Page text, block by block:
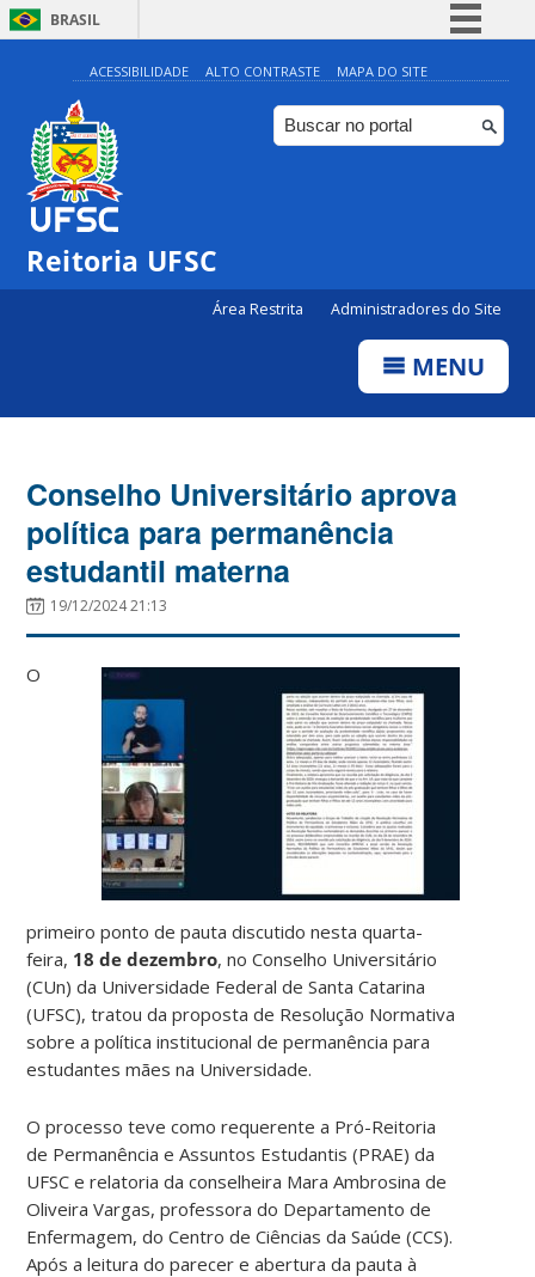
BRASIL
Simplifique!
Comunica BR
Participe
ACESSIBILIDADE ALTO CONTRASTE MAPA DO SITE
Reitoria UFSC
Área Restrita Administradores do Site
MENU
Conselho Universitário aprova
política para permanência
estudantil materna
19/12/2024 21:13
O
primeiro ponto de pauta discutido nesta quarta-
feira, 18 de dezembro, no Conselho Universitário
(CUn) da Universidade Federal de Santa Catarina
(UFSC), tratou da proposta de Resolução Normativa
sobre a política institucional de permanência para
estudantes mães na Universidade.
O processo teve como requerente a Pró-Reitoria
de Permanência e Assuntos Estudantis (PRAE) da
UFSC e relatoria da conselheira Mara Ambrosina de
Oliveira Vargas, professora do Departamento de
Enfermagem, do Centro de Ciências da Saúde (CCS).
Após a leitura do parecer e abertura da pauta à